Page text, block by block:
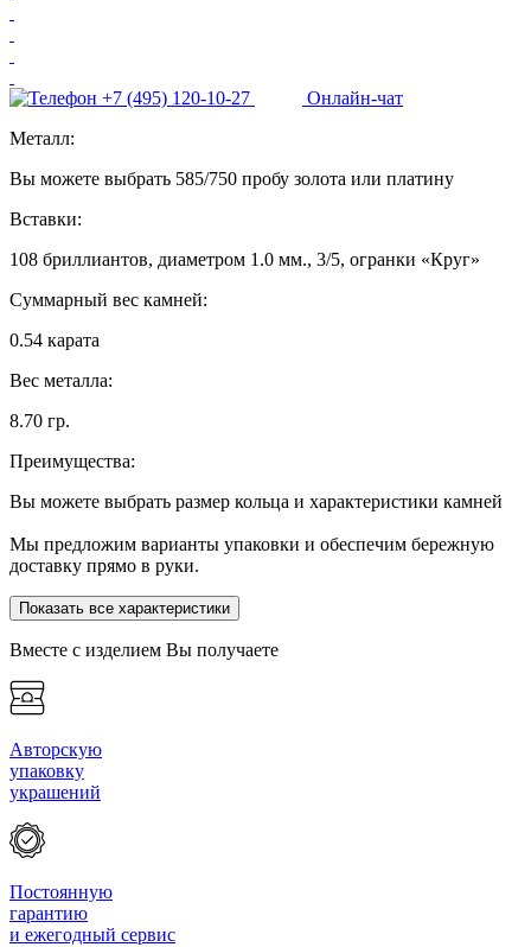
+7 (495) 120-10-27
Онлайн-чат
Металл:
Вы можете выбрать 585/750 пробу золота или платину
Вставки:
108 бриллиантов, диаметром 1.0 мм., 3/5, огранки «Круг»
Суммарный вес камней:
0.54 карата
Вес металла:
8.70 гр.
Преимущества:
Вы можете выбрать размер кольца и характеристики камней
Мы предложим варианты упаковки и обеспечим бережную
доставку прямо в руки.
Показать все характеристики
Вместе с изделием Вы получаете
Авторскую
упаковку
украшений
Постоянную
гарантию
и ежегодный сервис